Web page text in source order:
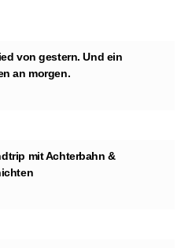
von gestern. Und ein
an morgen.
mit Achterbahn &